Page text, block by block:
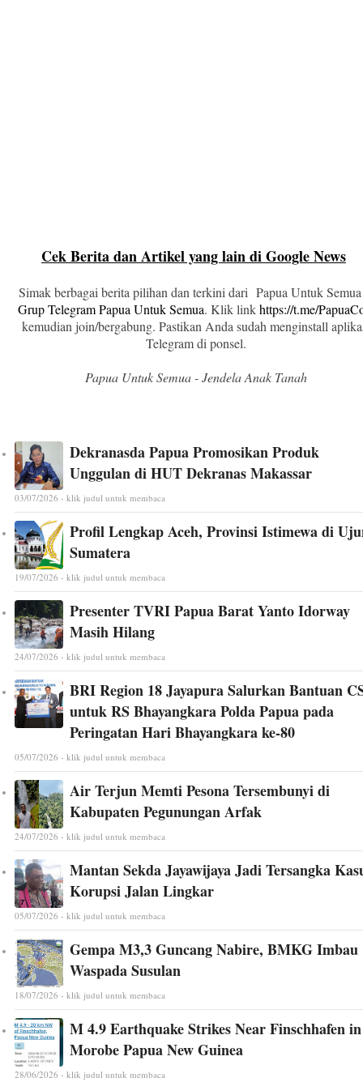
Cek Berita dan Artikel yang lain di Google News
Simak berbagai berita pilihan dan terkini dari Papua Untuk
Grup Telegram Papua Untuk Semua. Klik linkhttps://t.me/
kemudian join/bergabung. Pastikan Anda sudah menginstall
Telegram di ponsel.
Papua Untuk Semua - Jendela Anak Tanah
Dekranasda Papua Promosikan Produk
Unggulan di HUT Dekranas Makassar
03/07/2026 - klik judul untuk membaca
Profil Lengkap Aceh, Provinsi Istimewa di
Sumatera
19/07/2026 - klik judul untuk membaca
Presenter TVRI Papua Barat Yanto Idorway
Masih Hilang
24/07/2026 - klik judul untuk membaca
BRI Region 18 Jayapura Salurkan Bantuan
untuk RS Bhayangkara Polda Papua pada
Peringatan Hari Bhayangkara ke-80
05/07/2026 - klik judul untuk membaca
Air Terjun Memti Pesona Tersembunyi di
Kabupaten Pegunungan Arfak
24/07/2026 - klik judul untuk membaca
Mantan Sekda Jayawijaya Jadi Tersangka
Korupsi Jalan Lingkar
05/07/2026 - klik judul untuk membaca
Gempa M3,3 Guncang Nabire, BMKG Imbau
Waspada Susulan
18/07/2026 - klik judul untuk membaca
M 4.9 Earthquake Strikes Near Finschhafen in
Morobe Papua New Guinea
28/06/2026 - klik judul untuk membaca